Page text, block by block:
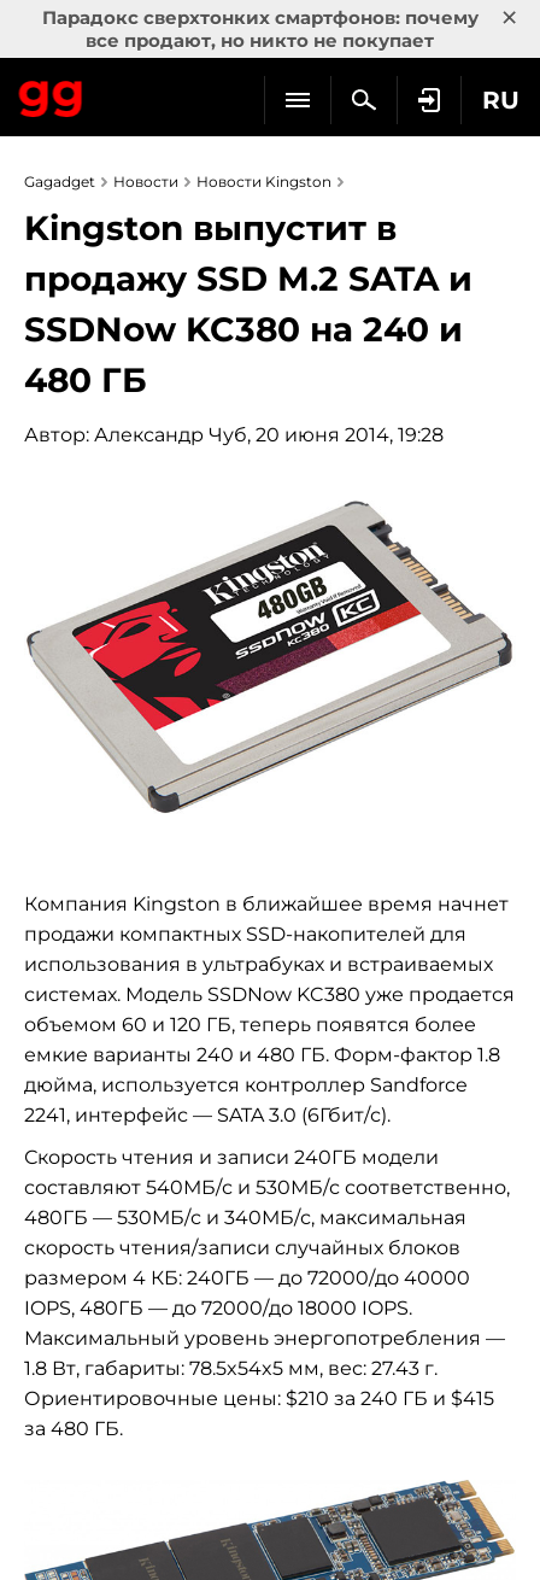
Парадокс сверхтонких смартфонов: почему
все продают, но никто не покупает
×
RU
Gagadget Новости Новости Kingston
Kingston выпустит в
продажу SSD M.2 SATA и
SSDNow KC380 на 240 и
480 ГБ
Автор: Александр Чуб, 20 июня 2014, 19:28
Компания Kingston в ближайшее время начнет
продажи компактных SSD-накопителей для
использования в ультрабуках и встраиваемых
системах. Модель SSDNow KC380 уже продается
объемом 60 и 120 ГБ, теперь появятся более
емкие варианты 240 и 480 ГБ. Форм-фактор 1.8
дюйма, используется контроллер Sandforce
2241, интерфейс — SATA 3.0 (6Гбит/с).
Скорость чтения и записи 240ГБ модели
составляют 540МБ/с и 530МБ/с соответственно,
480ГБ — 530МБ/с и 340МБ/с, максимальная
скорость чтения/записи случайных блоков
размером 4 КБ: 240ГБ — до 72000/до 40000
IOPS, 480ГБ — до 72000/до 18000 IOPS.
Максимальный уровень энергопотребления —
1.8 Вт, габариты: 78.5x54x5 мм, вес: 27.43 г.
Ориентировочные цены: $210 за 240 ГБ и $415
за 480 ГБ.